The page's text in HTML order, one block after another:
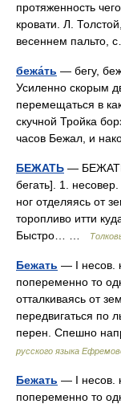
протяженность
кровати. Л.
весеннем
бежа́ть — бегу,
Усиленно скорым
перемещаться в
скучной Тройка
часов Бежал, и
БЕЖАТЬ — БЕЖАТЬ,
бегать]. 1.
ног отделяясь от
торопливо итти
Быстро… …
Бежать — I несов.
попеременно то
отталкиваясь от
передвигаться по
перен. Спешно
русского языка
Бежать — I несов.
попеременно то